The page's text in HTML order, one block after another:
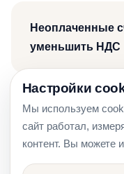
Неоплаченные
уменьшить НДС
Ставки НДС в
24%, 13%, 9% или
Настройки
Мы используем
сайт работал,
контент. Вы можете